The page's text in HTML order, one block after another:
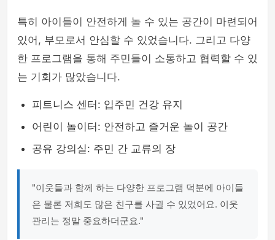
특히 아이들이 안전하게 놀 수 있는 공간이 마련되어
있어, 부모로서 안심할 수 있었습니다. 그리고 다양
한 프로그램을 통해 주민들이 소통하고 협력할 수 있
는 기회가 많았습니다.
피트니스 센터: 입주민 건강 유지
어린이 놀이터: 안전하고 즐거운 놀이 공간
공유 강의실: 주민 간 교류의 장
"이웃들과 함께 하는 다양한 프로그램 덕분에 아이들
은 물론 저희도 많은 친구를 사귈 수 있었어요. 이웃
관리는 정말 중요하더군요."